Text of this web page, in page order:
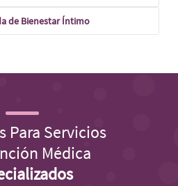
de Bienestar Íntimo
Para Servicios
Médica